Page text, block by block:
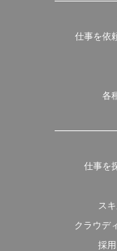
仕事を依
各
仕事を
ス
クラウデ
採